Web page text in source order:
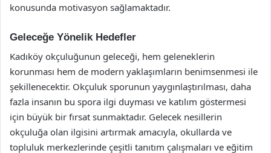
konusunda motivasyon sağlamaktadır.
Geleceğe Yönelik Hedefler
Kadıköy okçuluğunun geleceği, hem geleneklerin
korunması hem de modern yaklaşımların benimsenmesi ile
şekillenecektir. Okçuluk sporunun yaygınlaştırılması, daha
fazla insanın bu spora ilgi duyması ve katılım göstermesi
için büyük bir fırsat sunmaktadır. Gelecek nesillerin
okçuluğa olan ilgisini artırmak amacıyla, okullarda ve
topluluk merkezlerinde çeşitli tanıtım çalışmaları ve eğitim